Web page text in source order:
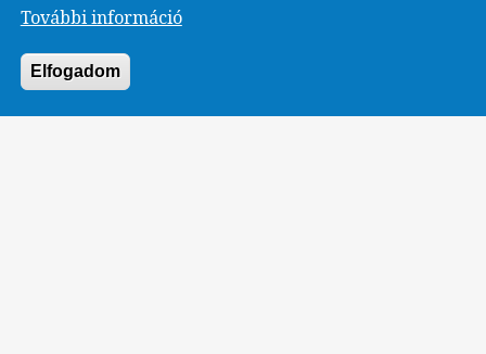
További információ
Elfogadom